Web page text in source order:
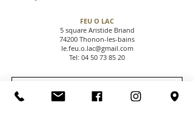
FEU O LAC
5 square Aristide Briand
74200 Thonon-les-bains
le.feu.o.lac@gmail.com
Tel: 04 50 73 85 20